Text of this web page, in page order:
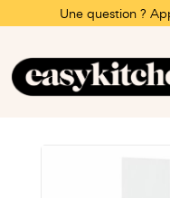
Une question ?